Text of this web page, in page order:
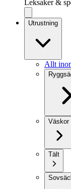
Leksaker &
Utrustning
Allt
Väskor
Tält